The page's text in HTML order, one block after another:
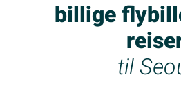
billige
til